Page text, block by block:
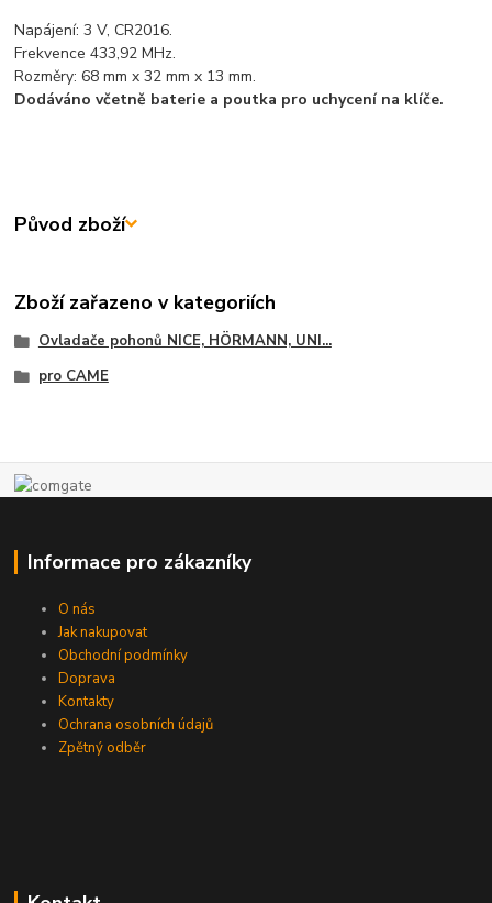
Napájení: 3 V, CR2016.
Frekvence 433,92 MHz.
Rozměry: 68 mm x 32 mm x 13 mm.
Dodáváno včetně baterie a poutka pro uchycení na klíče.
Původ zboží
Zboží zařazeno v kategoriích
Ovladače pohonů NICE, HÖRMANN, UNI...
pro CAME
Informace pro zákazníky
O nás
Jak nakupovat
Obchodní podmínky
Doprava
Kontakty
Ochrana osobních údajů
Zpětný odběr